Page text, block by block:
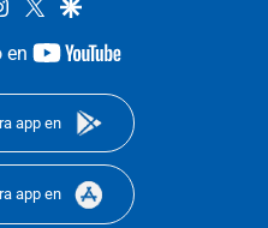
en
youtube-
app en
app en